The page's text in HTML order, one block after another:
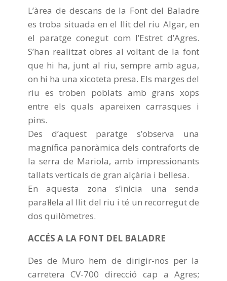
L’àrea de descans de la Font del Baladre
es troba situada en el llit del riu Algar, en
el paratge conegut com l’Estret d’Agres.
S’han realitzat obres al voltant de la font
que hi ha, junt al riu, sempre amb agua,
on hi ha una xicoteta presa. Els marges del
riu es troben poblats amb grans xops
entre els quals apareixen carrasques i
pins.
Des d’aquest paratge s’observa una
magnífica panoràmica dels contraforts de
la serra de Mariola, amb impressionants
tallats verticals de gran alçària i bellesa.
En aquesta zona s’inicia una senda
paral·lela al llit del riu i té un recorregut de
dos quilòmetres.
ACCÉS A LA FONT DEL BALADRE
Des de Muro hem de dirigir-nos per la
carretera CV-700 direcció cap a Agres;